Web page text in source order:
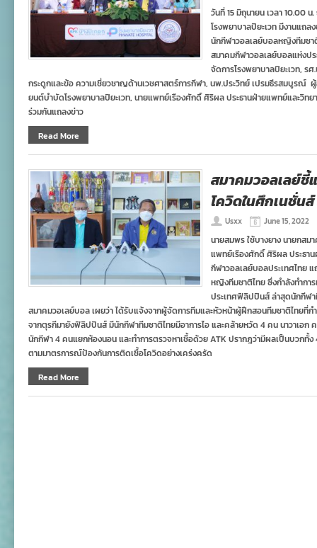
วันที่ 15 มิถุนายน เวลา
โรงพยาบาลปิยะเวท มีงานแถ
นักกีฬาวอลเลย์บอลหญิงทีมชา
สมาคมกีฬาวอลเลย์บอลแห่งป
จัดการโรงพยาบาลปิยะเวท,
กระดูกและข้อ ความเชี่ยวชาญด้านเวชศาสตร์การกีฬา, นพ.ประวิทย์ เปรมธีรสมบูรณ์
ยนต์บำบัดโรงพยาบาลปิยะเวท, นายแพทย์เรืองศักดิ์ ศิริผล ประธานฝ่ายแพทย์และวิท
ร่วมกันแถลงข่าว
Read More
สมาคมวอลเลย์
โควิดในศึกเนชั่น
Usxx June 15, 2022
นายสมพร ใช้บางยาง นายกสม
แพทย์เรืองศักดิ์ ศิริผล ประธา
กีฬาวอลเลย์บอลประเทศไทย
หญิงทีมชาติไทย ซึ่งกำลังทำกา
ประเทศฟิลิปปินส์ ล่าสุดนักกีฬ
สมาคมวอเลย์บอล เผยว่า ได้รับแจ้งจากผู้จัดการทีมและหัวหน้าผู้ฝึกสอนทีมชาติไทยที่
จากตุรกีมายังฟิลิปปินส์ มีนักกีฬาทีมชาติไทยมีอาการไอ และคล้ายหวัด 4 คน นาวาเอก
นักกีฬา 4 คนแยกห้องนอน และทำการตรวจหาเชื้อด้วย ATK ปรากฎว่ามีผลเป็นบวกทั้
ตามมาตรการณ์ป้องกันการติดเชื้อโควิดอย่างเคร่งครัด
Read More